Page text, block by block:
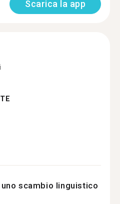
Scarica la app
scambio linguistico